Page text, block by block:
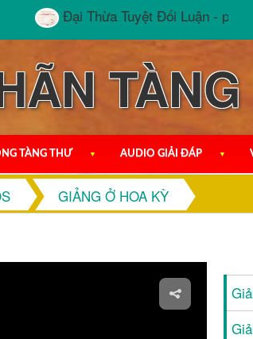
Đại Thừa Tuyệt Đối Luận - phần III
TÀNG
TÀNG THƯ ▼ AUDIO GIẢI ĐÁP ▼
GIẢNG Ở HOA KỲ